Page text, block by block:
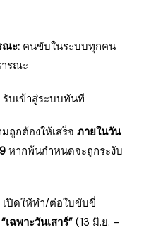
ณะ: คนขับในระบบทุกคน
รณะ
บเข้าสู่ระบบทันที
ถูกต้องให้เสร็จ ภายในวัน
หากพ้นกำหนดจะถูกระงับ
เปิดให้ทำ/ต่อใบขับขี่
“เฉพาะวันเสาร์” (13 มิ.ย. –